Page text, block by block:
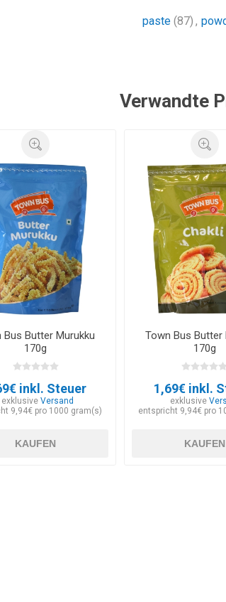
paste (87) ,
Verwandte
Bus Butter Murukku
170g
inkl. Steuer
exklusive Versand
9,94€ pro 1000 gram(s)
KAUFEN
Town Bus Butter
170g
1,69€ inkl.
exklusive
entspricht 9,94€ pro
KAUFEN